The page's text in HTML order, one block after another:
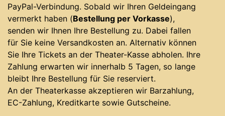
PayPal-Verbindung. Sobald wir Ihren Geldeingang
vermerkt haben (Bestellung per Vorkasse),
senden wir Ihnen Ihre Bestellung zu. Dabei fallen
für Sie keine Versandkosten an. Alternativ können
Sie Ihre Tickets an der Theater-Kasse abholen. Ihre
Zahlung erwarten wir innerhalb 5 Tagen, so lange
bleibt Ihre Bestellung für Sie reserviert.
An der Theaterkasse akzeptieren wir Barzahlung,
EC-Zahlung, Kreditkarte sowie Gutscheine.